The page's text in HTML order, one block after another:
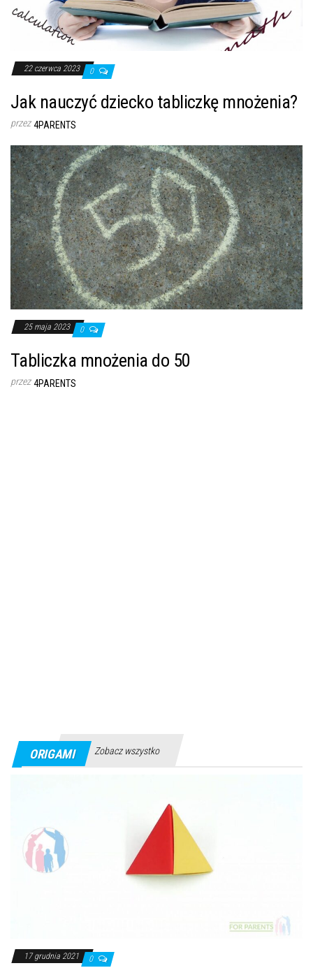
22 czerwca 2023 0
Jak nauczyć dziecko tabliczkę mnożenia?
przez 4PARENTS
25 maja 2023 0
Tabliczka mnożenia do 50
przez 4PARENTS
ORIGAMI Zobacz wszystko
17 grudnia 2021 0